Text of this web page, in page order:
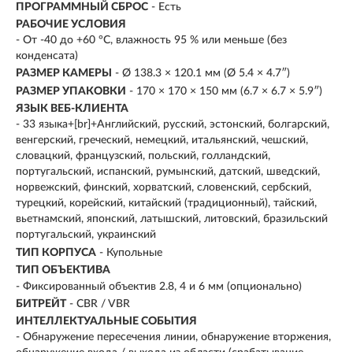
ПРОГРАММНЫЙ СБРОС - Есть
РАБОЧИЕ УСЛОВИЯ
- От -40 до +60 °C, влажность 95 % или меньше (без
конденсата)
РАЗМЕР КАМЕРЫ
- Ø 138.3 × 120.1 мм (Ø 5.4 × 4.7″)
РАЗМЕР УПАКОВКИ - 170 × 170 × 150 мм (6.7 × 6.7 × 5.9″)
ЯЗЫК ВЕБ-КЛИЕНТА
- 33 языка+[br]+Английский, русский, эстонский, болгарский,
венгерский, греческий, немецкий, итальянский, чешский,
словацкий, французский, польский, голландский,
португальский, испанский, румынский, датский, шведский,
норвежский, финский, хорватский, словенский, сербский,
турецкий, корейский, китайский (традиционный), тайский,
вьетнамский, японский, латышский, литовский, бразильский
португальский, украинский
ТИП КОРПУСА - Купольные
ТИП ОБЪЕКТИВА
- Фиксированный объектив 2.8, 4 и 6 мм (опционально)
БИТРЕЙТ - CBR / VBR
ИНТЕЛЛЕКТУАЛЬНЫЕ СОБЫТИЯ
- Обнаружение пересечения линии, обнаружение вторжения,